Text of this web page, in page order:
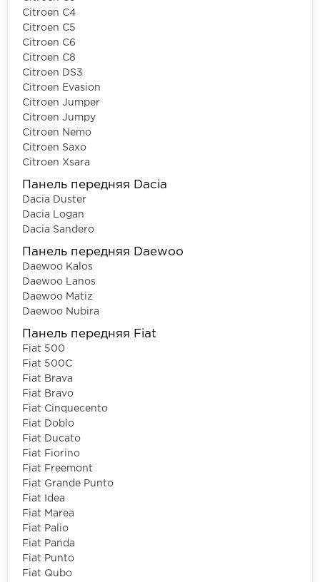
Citroen C4
Citroen C5
Citroen C6
Citroen C8
Citroen DS3
Citroen Evasion
Citroen Jumper
Citroen Jumpy
Citroen Nemo
Citroen Saxo
Citroen Xsara
Панель передняя Dacia
Dacia Duster
Dacia Logan
Dacia Sandero
Панель передняя Daewoo
Daewoo Kalos
Daewoo Lanos
Daewoo Matiz
Daewoo Nubira
Панель передняя Fiat
Fiat 500
Fiat 500C
Fiat Brava
Fiat Bravo
Fiat Cinquecento
Fiat Doblo
Fiat Ducato
Fiat Fiorino
Fiat Freemont
Fiat Grande Punto
Fiat Idea
Fiat Marea
Fiat Palio
Fiat Panda
Fiat Punto
Fiat Qubo